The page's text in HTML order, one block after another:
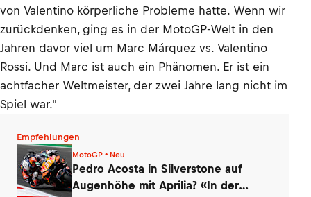
von Valentino körperliche Probleme hatte. Wenn wir
zurückdenken, ging es in der MotoGP-Welt in den
Jahren davor viel um Marc Márquez vs. Valentino
Rossi. Und Marc ist auch ein Phänomen. Er ist ein
achtfacher Weltmeister, der zwei Jahre lang nicht im
Spiel war."
Empfehlungen
MotoGP • Neu
Pedro Acosta in Silverstone auf
Augenhöhe mit Aprilia? «In der